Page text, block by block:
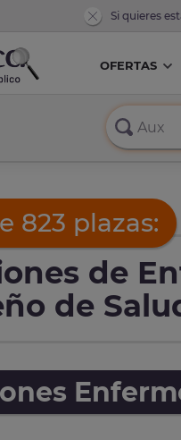
Si quieres
OFERTAS
823 plazas:
de
de